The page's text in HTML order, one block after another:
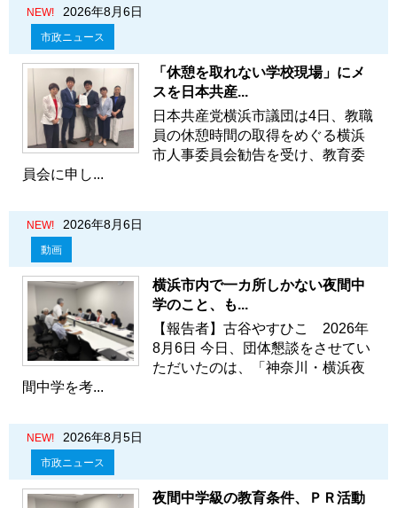
NEW! 2026年8月6日
市政ニュース
「休憩を取れない学校現場」にメ
スを日本共産...
日本共産党横浜市議団は4日、教職
員の休憩時間の取得をめぐる横浜
市人事委員会勧告を受け、教育委
員会に申し...
NEW! 2026年8月6日
動画
横浜市内で一カ所しかない夜間中
学のこと、も...
【報告者】古谷やすひこ 2026年
8月6日 今日、団体懇談をさせてい
ただいたのは、「神奈川・横浜夜
間中学を考...
NEW! 2026年8月5日
市政ニュース
夜間中学級の教育条件、ＰＲ活動